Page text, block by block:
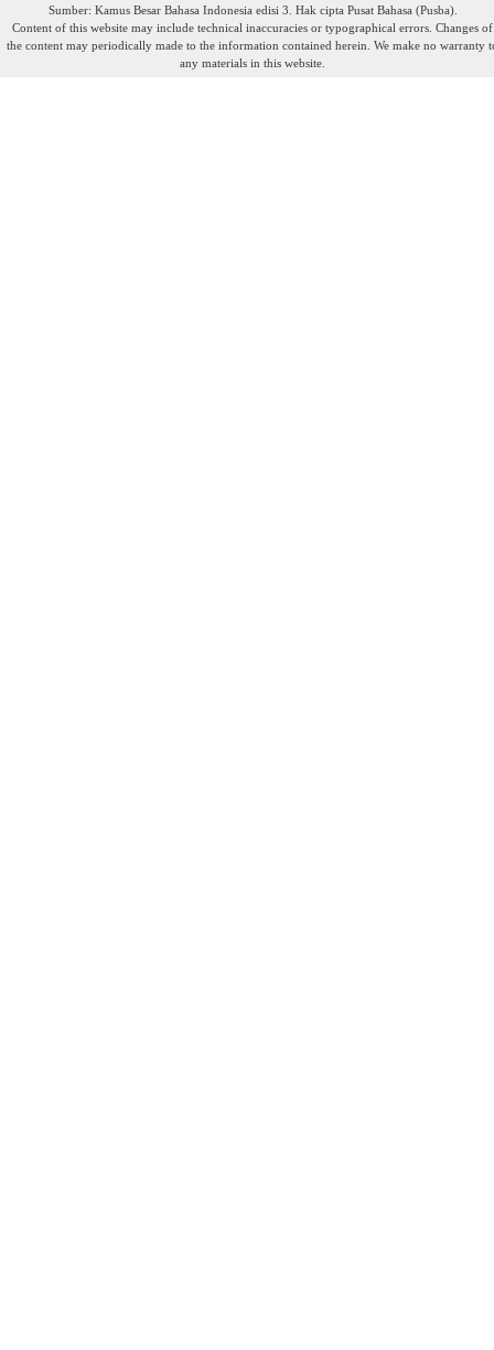
Sumber: Kamus Besar Bahasa Indonesia edisi 3. Hak cipta Pusat Bahasa (Pusba).
Content of this website may include technical inaccuracies or typographical errors. Changes of
the content may periodically made to the information contained herein. We make no warranty
any materials in this website.